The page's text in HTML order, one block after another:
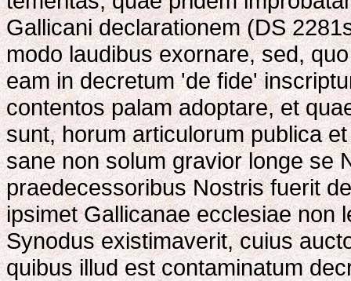
Gallicani declarationem (DS
modo laudibus exornare, sed,
eam in decretum 'de fide'
contentos palam adoptare, et
sunt, horum articulorum publica
sane non solum gravior longe se
praedecessoribus Nostris fuerit
ipsimet Gallicanae ecclesiae non
Synodus existimaverit, cuius
quibus illud est contaminatum